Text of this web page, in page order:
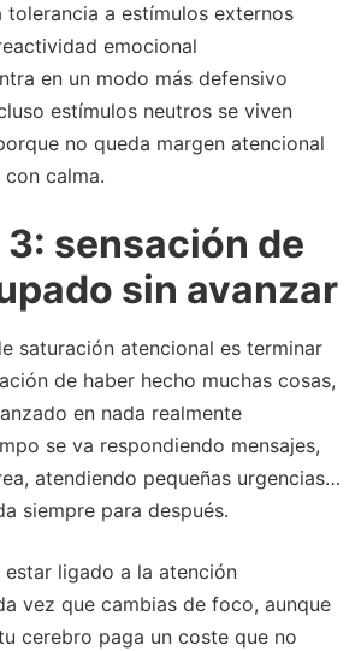
tolerancia a estímulos externos
emocional
en un modo más defensivo
estímulos neutros se viven
no queda margen atencional
calma.
3: sensación de
sin avanzar
saturación atencional es terminar
de haber hecho muchas cosas,
en nada realmente
se va respondiendo mensajes,
atendiendo pequeñas urgencias…
siempre para después.
estar ligado a la atención
vez que cambias de foco, aunque
cerebro paga un coste que no